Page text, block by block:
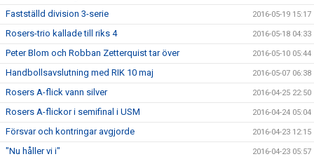
Fastställd division 3-serie 2016-05-19 15:17
Rosers-trio kallade till riks 4 2016-05-18 04:33
Peter Blom och Robban Zetterquist tar över 2016-05-10 05:44
Handbollsavslutning med RIK 10 maj 2016-05-07 06:38
Rosers A-flick vann silver 2016-04-25 22:50
Rosers A-flickor i semifinal i USM 2016-04-24 05:04
Försvar och kontringar avgjorde 2016-04-23 12:15
"Nu håller vi i" 2016-04-23 05:57